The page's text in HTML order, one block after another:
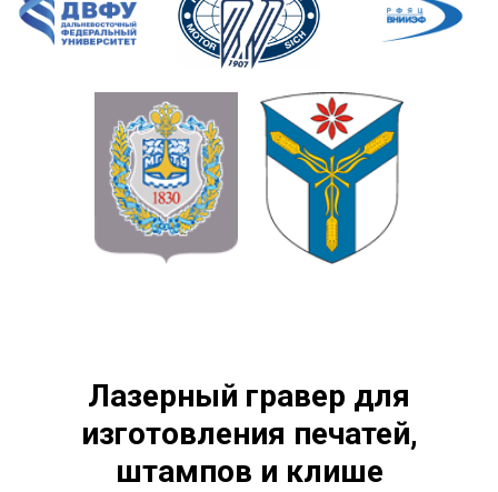
Лазерный гравер для
изготовления печатей,
штампов и клише